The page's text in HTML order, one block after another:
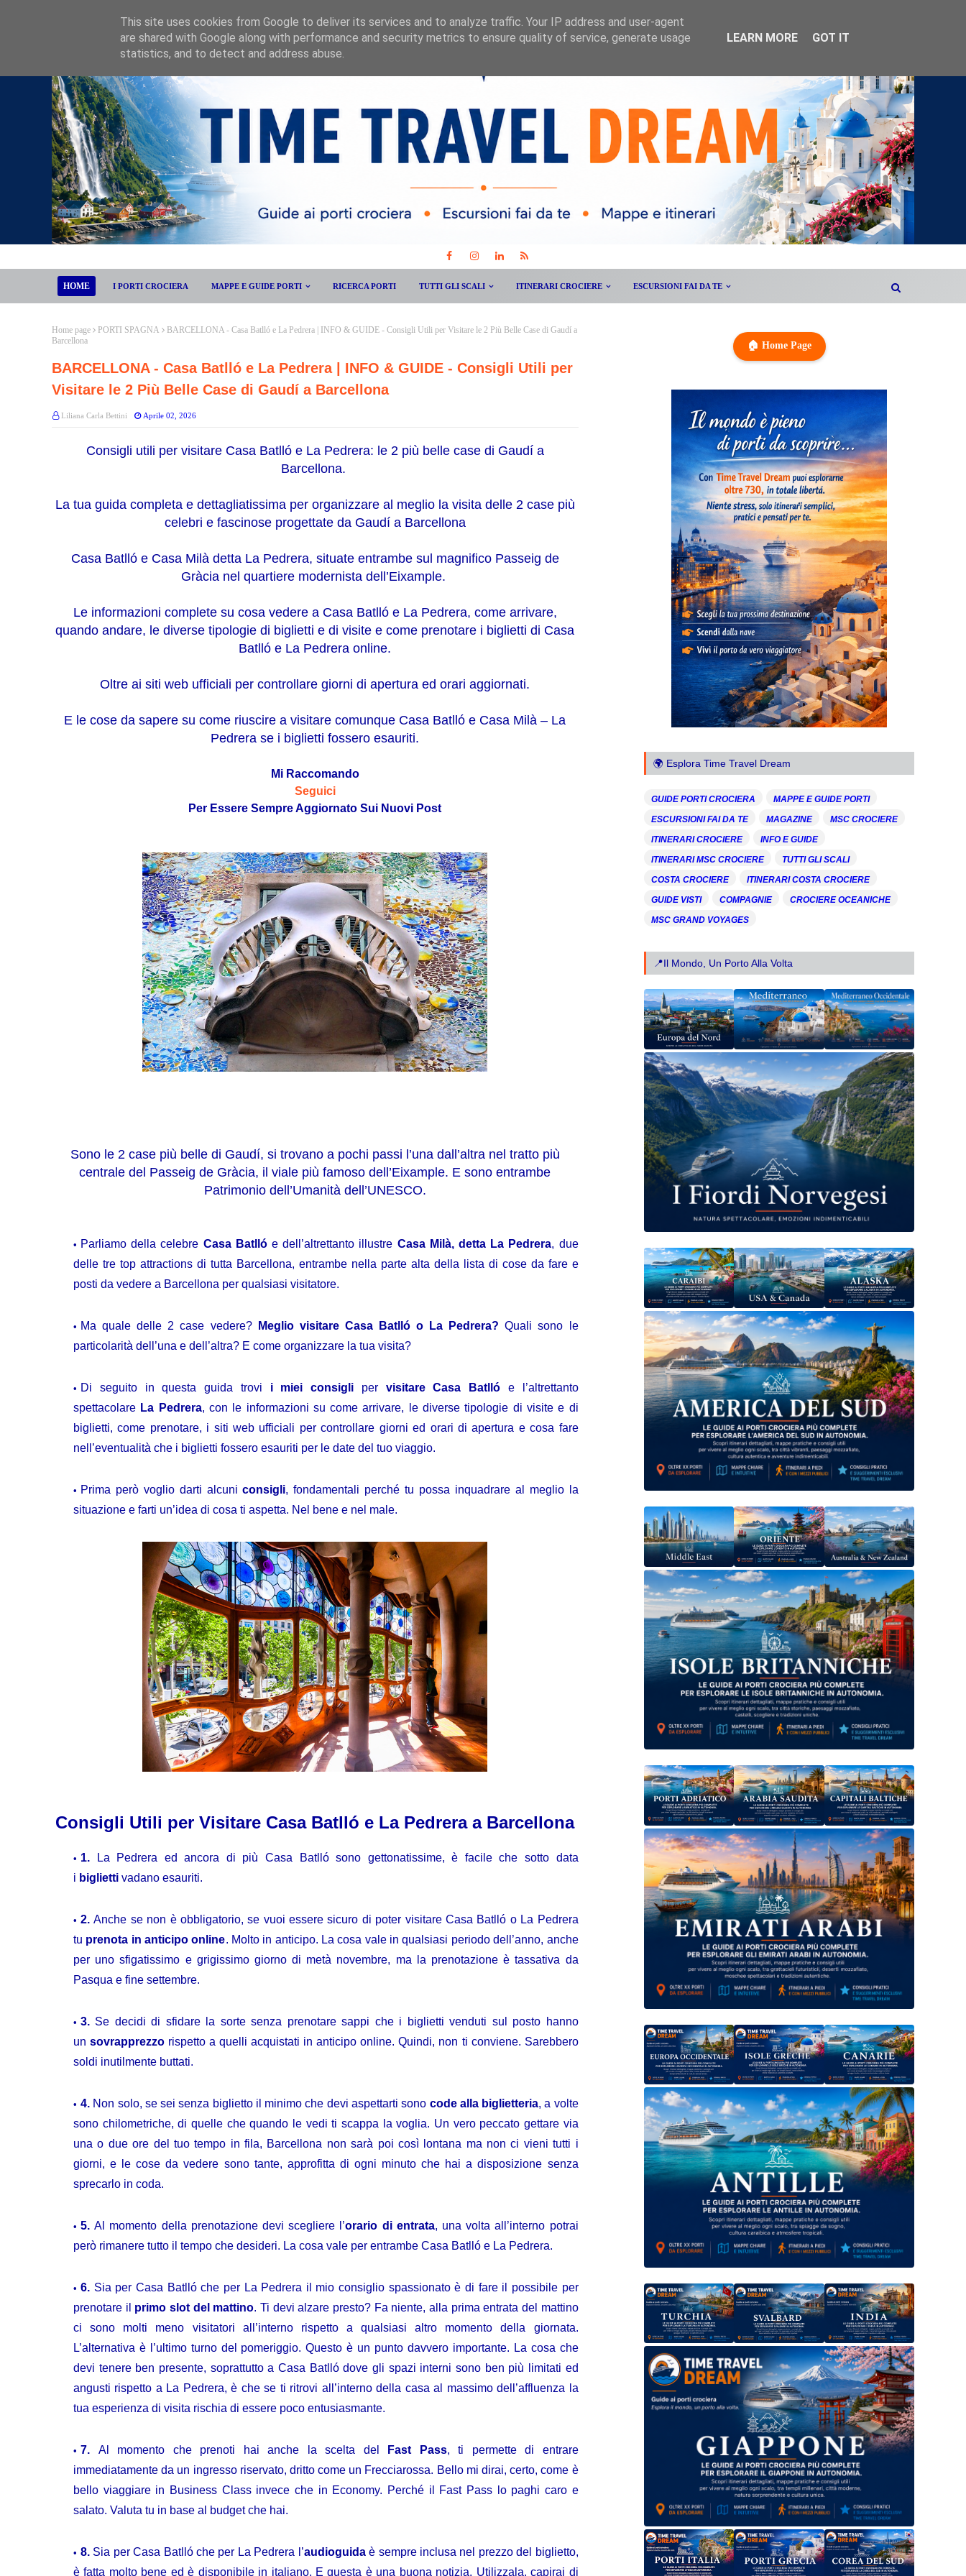
HOME I PORTI CROCIERA MAPPE E GUIDE PORTI RICERCA PORTI TUTTI GLI SCALI ITINERARI CROCIERE ESCURSIONI FAI DA TE
Home page PORTI SPAGNA
BARCELLONA - Casa Batlló e La Pedrera | INFO & GUIDE - Consigli Utili per Visitare le 2 Più Belle Case di Gaudí a
Barcellona
BARCELLONA - Casa Batlló e La Pedrera | INFO & GUIDE - Consigli Utili per
Visitare le 2 Più Belle Case di Gaudí a Barcellona
Liliana Carla Bettini Aprile 02, 2026
Consigli utili per visitare Casa Batlló e La Pedrera: le 2 più belle case di Gaudí a
Barcellona.
La tua guida completa e dettagliatissima per organizzare al meglio la visita delle 2 case più
celebri e fascinose progettate da Gaudí a Barcellona
Casa Batlló e Casa Milà detta La Pedrera, situate entrambe sul magnifico Passeig de
Gràcia nel quartiere modernista dell’Eixample.
Le informazioni complete su cosa vedere a Casa Batlló e La Pedrera, come arrivare,
quando andare, le diverse tipologie di biglietti e di visite e come prenotare i biglietti di Casa
Batlló e La Pedrera online.
Oltre ai siti web ufficiali per controllare giorni di apertura ed orari aggiornati.
E le cose da sapere su come riuscire a visitare comunque Casa Batlló e Casa Milà – La
Pedrera se i biglietti fossero esauriti.
Mi Raccomando
Seguici
Per Essere Sempre Aggiornato Sui Nuovi Post
Sono le 2 case più belle di Gaudí, si trovano a pochi passi l’una dall’altra nel tratto più
centrale del Passeig de Gràcia, il viale più famoso dell’Eixample. E sono entrambe
Patrimonio dell’Umanità dell’UNESCO.
Parliamo della celebre Casa Batllóe dell’altrettanto illustre Casa Milà, detta La Pedrera, due
delle tre top attractions di tutta Barcellona, entrambe nella parte alta della lista di cose da fare e
posti da vedere a Barcellona per qualsiasi visitatore.
Ma quale delle 2 case vedere? Meglio visitare Casa Batlló o La Pedrera? Quali sono le
particolarità dell’una e dell’altra? E come organizzare la tua visita?
Di seguito in questa guida trovi i miei consigli per visitare Casa Batlló
e l’altrettanto
spettacolare La Pedrera, con le informazioni su come arrivare, le diverse tipologie di visite e di
biglietti, come prenotare, i siti web ufficiali per controllare giorni ed orari di apertura e cosa fare
nell’eventualità che i biglietti fossero esauriti per le date del tuo viaggio.
Prima però voglio darti alcuniconsigli, fondamentali perché tu possa inquadrare al meglio la
situazione e farti un’idea di cosa ti aspetta. Nel bene e nel male.
Consigli Utili per Visitare Casa Batlló e La Pedrera a Barcellona
1.
La Pedrera ed ancora di più Casa Batlló sono gettonatissime, è facile che sotto data
i biglietti vadano esauriti.
2. Anche se non è obbligatorio, se vuoi essere sicuro di poter visitare Casa Batlló o La Pedrera
tu prenota in anticipo online. Molto in anticipo. La cosa vale in qualsiasi periodo dell’anno, anche
per uno sfigatissimo e grigissimo giorno di metà novembre, ma la prenotazione è tassativa da
Pasqua e fine settembre.
3. Se decidi di sfidare la sorte senza prenotare sappi che i biglietti venduti sul posto hanno
unsovrapprezzo rispetto a quelli acquistati in anticipo online. Quindi, non ti conviene. Sarebbero
soldi inutilmente buttati.
4. Non solo, se sei senza biglietto il minimo che devi aspettarti sono code alla biglietteria, a volte
sono chilometriche, di quelle che quando le vedi ti scappa la voglia. Un vero peccato gettare via
una o due ore del tuo tempo in fila, Barcellona non sarà poi così lontana ma non ci vieni tutti i
giorni, e le cose da vedere sono tante, approfitta di ogni minuto che hai a disposizione senza
sprecarlo in coda.
5. Al momento della prenotazione devi scegliere l’orario di entrata, una volta all’interno potrai
però rimanere tutto il tempo che desideri. La cosa vale per entrambe Casa Batlló e La Pedrera.
6. Sia per Casa Batlló che per La Pedrera il mio consiglio spassionato è di fare il possibile per
prenotare il primo slot del mattino. Ti devi alzare presto? Fa niente, alla prima entrata del mattino
ci sono molti meno visitatori all’interno rispetto a qualsiasi altro momento della giornata.
L’alternativa è l’ultimo turno del pomeriggio. Questo è un punto davvero importante. La cosa che
devi tenere ben presente, soprattutto a Casa Batlló dove gli spazi interni sono ben più limitati ed
angusti rispetto a La Pedrera, è che se ti ritrovi all’interno della casa al massimo dell’affluenza la
tua esperienza di visita rischia di essere poco entusiasmante.
7. Al momento che prenoti hai anche la scelta del Fast Pass, ti permette di entrare
immediatamente da un ingresso riservato, dritto come un Frecciarossa. Bello mi dirai, certo, come è
bello viaggiare in Business Class invece che in Economy. Perché il Fast Pass lo paghi caro e
salato. Valuta tu in base al budget che hai.
8. Sia per Casa Batlló che per La Pedrera l’audioguidaè sempre inclusa nel prezzo del biglietto,
è fatta molto bene ed è disponibile in italiano. E questa è una buona notizia. Utilizzala, capirai di
🏠 Home Page
🌍 Esplora Time Travel Dream
GUIDE PORTI CROCIERA
MAPPE E GUIDE PORTI
ESCURSIONI FAI DA TE
MAGAZINE
MSC CROCIERE
ITINERARI CROCIERE
INFO E GUIDE
ITINERARI MSC CROCIERE
TUTTI GLI SCALI
COSTA CROCIERE
ITINERARI COSTA CROCIERE
GUIDE VISTI
COMPAGNIE
CROCIERE OCEANICHE
MSC GRAND VOYAGES
📍Il Mondo, Un Porto Alla Volta
This site uses cookies from Google to deliver its services and to analyze traffic. Your IP address and user-agent
are shared with Google along with performance and security metrics to ensure quality of service, generate usage
statistics, and to detect and address abuse.
LEARN MORE GOT IT